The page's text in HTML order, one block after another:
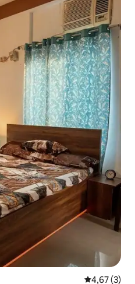
Prosječna
4,67 (3)